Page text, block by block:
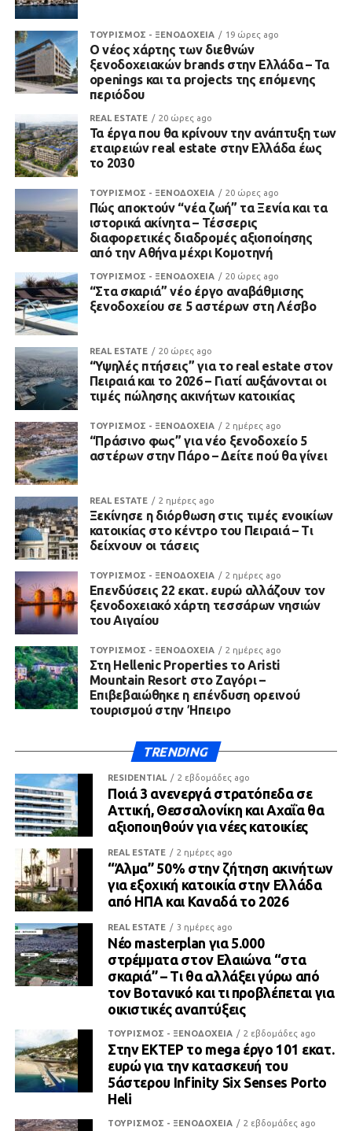
ΤΟΥΡΙΣΜΟΣ - ΞΕΝΟΔΟΧΕΙΑ 19 ώρες ago
Ο νέος χάρτης των διεθνών
ξενοδοχειακών brands στην Ελλάδα – Τα
openings και τα projects της επόμενης
περιόδου
REAL ESTATE 20 ώρες ago
Τα έργα που θα κρίνουν την ανάπτυξη των
εταιρειών real estate στην Ελλάδα έως
το 2030
ΤΟΥΡΙΣΜΟΣ - ΞΕΝΟΔΟΧΕΙΑ 20 ώρες ago
Πώς αποκτούν “νέα ζωή” τα Ξενία και τα
ιστορικά ακίνητα – Τέσσερις
διαφορετικές διαδρομές αξιοποίησης
από την Αθήνα μέχρι Κομοτηνή
ΤΟΥΡΙΣΜΟΣ - ΞΕΝΟΔΟΧΕΙΑ 20 ώρες ago
“Στα σκαριά” νέο έργο αναβάθμισης
ξενοδοχείου σε 5 αστέρων στη Λέσβο
REAL ESTATE 20 ώρες ago
“Υψηλές πτήσεις” για το real estate στον
Πειραιά και το 2026 – Γιατί αυξάνονται οι
τιμές πώλησης ακινήτων κατοικίας
ΤΟΥΡΙΣΜΟΣ - ΞΕΝΟΔΟΧΕΙΑ 2 ημέρες ago
“Πράσινο φως” για νέο ξενοδοχείο 5
αστέρων στην Πάρο – Δείτε πού θα γίνει
REAL ESTATE 2 ημέρες ago
Ξεκίνησε η διόρθωση στις τιμές ενοικίων
κατοικίας στο κέντρο του Πειραιά – Τι
δείχνουν οι τάσεις
ΤΟΥΡΙΣΜΟΣ - ΞΕΝΟΔΟΧΕΙΑ 2 ημέρες ago
Επενδύσεις 22 εκατ. ευρώ αλλάζουν τον
ξενοδοχειακό χάρτη τεσσάρων νησιών
του Αιγαίου
ΤΟΥΡΙΣΜΟΣ - ΞΕΝΟΔΟΧΕΙΑ 2 ημέρες ago
Στη Hellenic Properties το Aristi
Mountain Resort στο Ζαγόρι –
Επιβεβαιώθηκε η επένδυση ορεινού
τουρισμού στην Ήπειρο
TRENDING
RESIDENTIAL 2 εβδομάδες ago
Ποιά 3 ανενεργά στρατόπεδα σε
Αττική, Θεσσαλονίκη και Αχαΐα θα
αξιοποιηθούν για νέες κατοικίες
REAL ESTATE 2 ημέρες ago
“Άλμα” 50% στην ζήτηση ακινήτων
για εξοχική κατοικία στην Ελλάδα
από ΗΠΑ και Καναδά το 2026
REAL ESTATE 3 ημέρες ago
Νέο masterplan για 5.000
στρέμματα στον Ελαιώνα “στα
σκαριά” – Τι θα αλλάξει γύρω από
τον Βοτανικό και τι προβλέπεται για
οικιστικές αναπτύξεις
ΤΟΥΡΙΣΜΟΣ - ΞΕΝΟΔΟΧΕΙΑ 2 εβδομάδες ago
Στην ΕΚΤΕΡ το mega έργο 101 εκατ.
ευρώ για την κατασκευή του
5άστερου Infinity Six Senses Porto
Heli
ΤΟΥΡΙΣΜΟΣ - ΞΕΝΟΔΟΧΕΙΑ 2 εβδομάδες ago